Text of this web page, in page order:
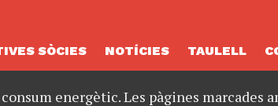
SÒCIES NOTÍCIES TAULELL
energètic. Les pàgines marcades